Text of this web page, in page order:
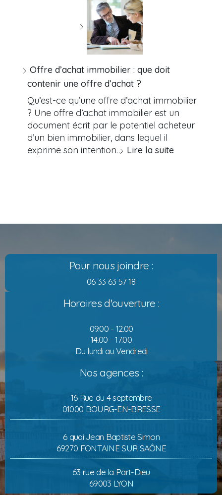
Offre d’achat immobilier : que doit
contenir une offre d’achat ?
Qu’est-ce qu’une offre d’achat immobilier
? Une offre d’achat immobilier est un
document écrit par le potentiel acheteur
d’un bien immobilier, dans lequel il
exprime son intention… Lire la suite
Pour nous joindre :
06 33 63 57 18
Horaires d'ouverture :
09.00 - 12.00
14.00 - 17.00
Du lundi au Vendredi
Nos agences :
16 Rue du 4 septembre
01000 BOURG-EN-BRESSE
6 quai Jean Baptiste Simon
69270 FONTAINE SUR SAÔNE
63 rue de la Part-Dieu
69003 LYON